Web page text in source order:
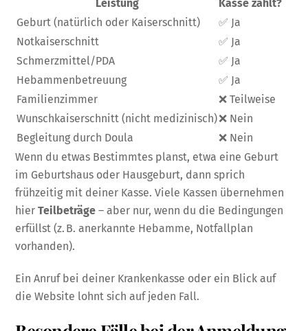
Leistung
Kasse zahlt?
Geburt (natürlich oder Kaiserschnitt)
✅ Ja
Notkaiserschnitt
✅ Ja
Schmerzmittel/PDA
✅ Ja
Hebammenbetreuung
✅ Ja
Familienzimmer
❌ Teilweise
Wunschkaiserschnitt (nicht medizinisch)❌ Nein
Begleitung durch Doula
❌ Nein
Wenn du etwas Bestimmtes planst, etwa eine Geburt
im Geburtshaus oder Hausgeburt, dann sprich
frühzeitig mit deiner Kasse. Viele Kassen übernehmen
hierTeilbeträge – aber nur, wenn du die Bedingungen
erfüllst (z. B. anerkannte Hebamme, Notfallplan
vorhanden).
Ein Anruf bei deiner Krankenkasse oder ein Blick auf
die Website lohnt sich auf jeden Fall.